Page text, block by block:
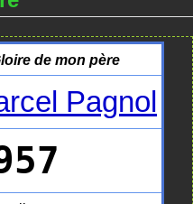
de mon père
Pagnol